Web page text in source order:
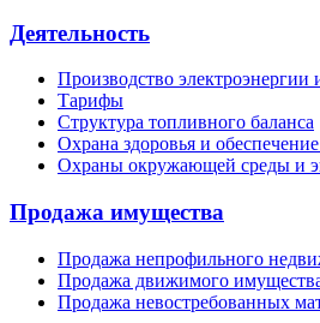
Деятельность
Производство электроэнергии
Тарифы
Структура топливного баланса
Охрана здоровья и
Охраны окружающей среды и
Продажа имущества
Продажа непрофильного
Продажа движимого
Продажа невостребованных